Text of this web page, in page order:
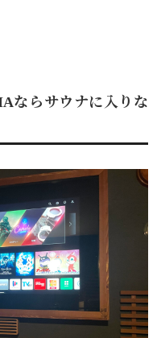
ならサウナに入りな